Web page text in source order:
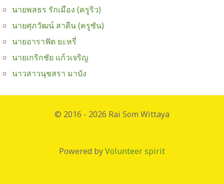
นายพสธร รักเมือง (ครูริว)
นายศุภวัฒน์ สาดีน (ครูซัน)
นายอาราฟัต ยะหรี่
นายเกริกชัย แก้วเจริญ
นาวสาวนุชสรา มาบัง
© 2016 - 2026 Rai Som Wittaya
Powered byVolunteer spirit